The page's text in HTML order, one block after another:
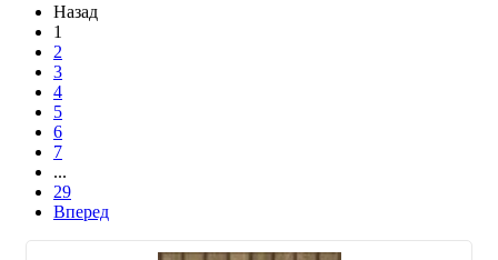
Назад
1
2
3
4
5
6
7
...
29
Вперед